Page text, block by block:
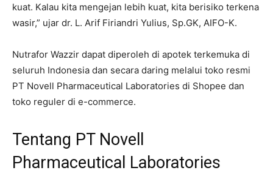
kuat. Kalau kita mengejan lebih kuat, kita berisiko terkena
wasir,” ujar dr. L. Arif Firiandri Yulius, Sp.GK, AIFO-K.
Nutrafor Wazzir dapat diperoleh di apotek terkemuka di
seluruh Indonesia dan secara daring melalui toko resmi
PT Novell Pharmaceutical Laboratories di Shopee dan
toko reguler di e-commerce.
Tentang PT Novell
Pharmaceutical Laboratories